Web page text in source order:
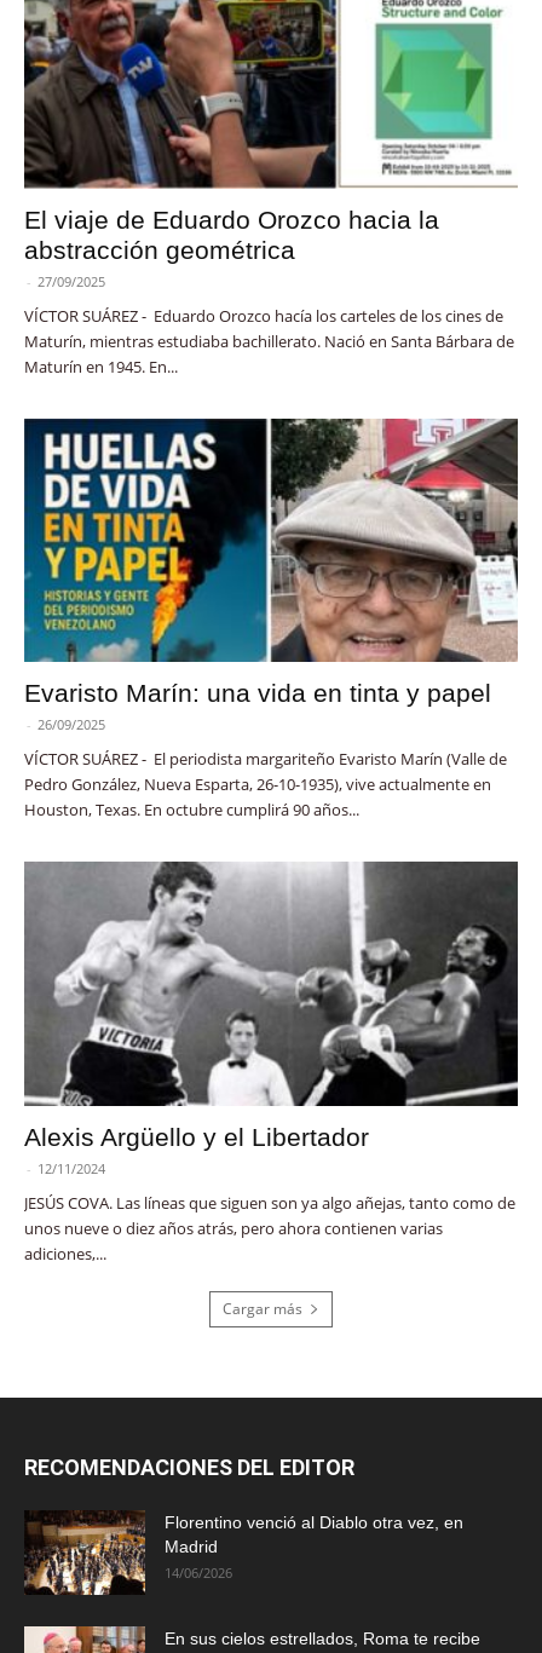
El viaje de Eduardo Orozco hacia la
abstracción geométrica
- 27/09/2025
VÍCTOR SUÁREZ - Eduardo Orozco hacía los carteles de los cines de
Maturín, mientras estudiaba bachillerato. Nació en Santa Bárbara de
Maturín en 1945. En...
Evaristo Marín: una vida en tinta y papel
- 26/09/2025
VÍCTOR SUÁREZ - El periodista margariteño Evaristo Marín (Valle de
Pedro González, Nueva Esparta, 26-10-1935), vive actualmente en
Houston, Texas. En octubre cumplirá 90 años...
Alexis Argüello y el Libertador
- 12/11/2024
JESÚS COVA. Las líneas que siguen son ya algo añejas, tanto como de
unos nueve o diez años atrás, pero ahora contienen varias
adiciones,...
Cargar más
RECOMENDACIONES DEL EDITOR
Florentino venció al Diablo otra vez, en
Madrid
14/06/2026
En sus cielos estrellados, Roma te recibe